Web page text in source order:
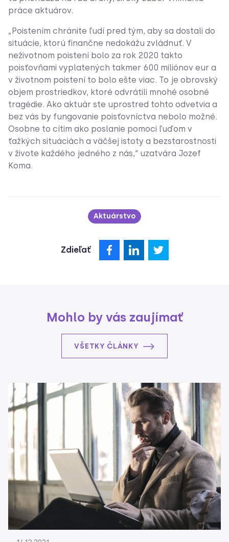
práce aktuárov.
„Poistením chránite ľudí pred tým, aby sa dostali do
situácie, ktorú finančne nedokážu zvládnuť. V
neživotnom poistení bolo za rok 2020 takto
poisťovňami vyplatených takmer 600 miliónov eur a
v životnom poistení to bolo ešte viac. To je obrovský
objem prostriedkov, ktoré odvrátili mnohé osobné
tragédie. Ako aktuár ste uprostred tohto odvetvia a
bez vás by fungovanie poisťovníctva nebolo možné.
Osobne to cítim ako poslanie pomoci ľuďom v
ťažkých situáciách a väčšej istoty a bezstarostnosti
v živote každého jedného z nás,“ uzatvára Jozef
Koma.
Aktuárstvo
Zdieľať
Mohlo by vás zaujímať
VŠETKY ČLÁNKY